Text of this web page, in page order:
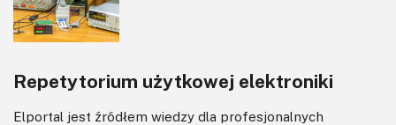
Repetytorium użytkowej elektroniki
Elportal jest źródłem wiedzy dla profesjonalnych